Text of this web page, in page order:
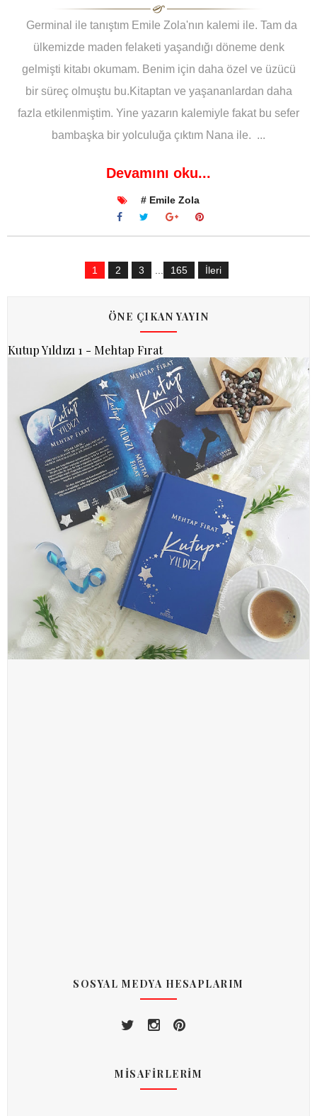
Germinal ile tanıştım EmiIe Zola'nın kalemi ile. Tam da
ülkemizde maden felaketi yaşandığı döneme denk
gelmişti kitabı okumam. Benim için daha özel ve üzücü
bir süreç olmuştu bu.Kitaptan ve yaşananlardan daha
fazla etkilenmiştim. Yine yazarın kalemiyle fakat bu sefer
bambaşka bir yolculuğa çıktım Nana ile. ...
Devamını oku...
# Emile Zola
1 2 3 165 İleri
ÖNE ÇIKAN YAYIN
Kutup Yıldızı 1 - Mehtap Fırat
SOSYAL MEDYA HESAPLARIM
MİSAFİRLERİM